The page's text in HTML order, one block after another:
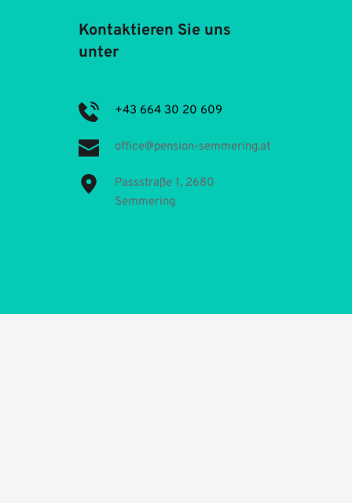
Kontaktieren Sie uns
unter
+43 664 30 20 609
office@pension-semmering.at
Passstraße 1, 2680
Semmering